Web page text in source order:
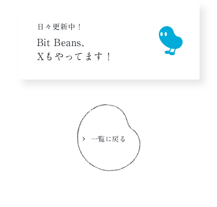
日々更新中！
Bit Beans、
Xもやってます！
一覧に戻る